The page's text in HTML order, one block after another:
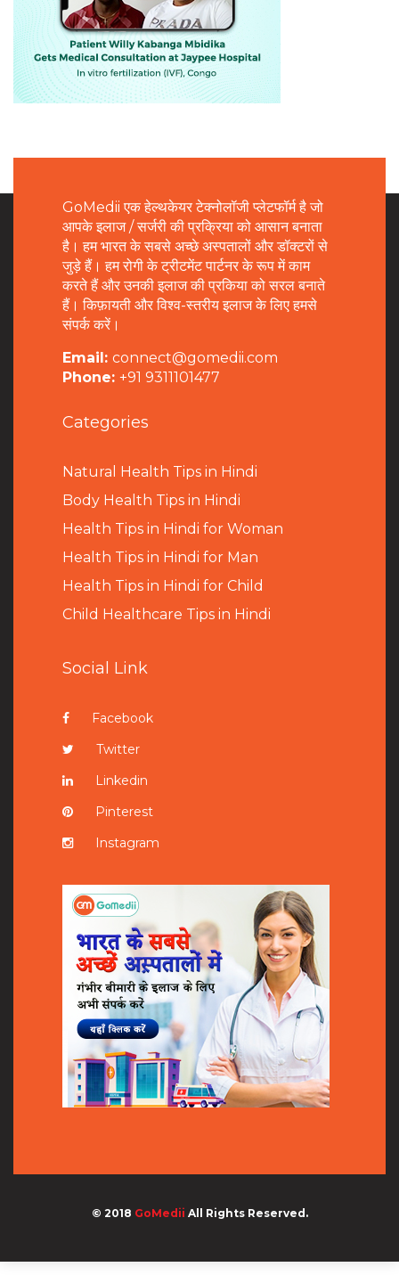
GoMedii एक हेल्थकेयर टेक्नोलॉजी प्लेटफॉर्म है जो
आपके इलाज / सर्जरी की प्रक्रिया को आसान बनाता
है। हम भारत के सबसे अच्छे अस्पतालों और डॉक्टरों से
जुड़े हैं। हम रोगी के ट्रीटमेंट पार्टनर के रूप में काम
करते हैं और उनकी इलाज की प्रकिया को सरल बनाते
हैं। किफ़ायती और विश्व-स्तरीय इलाज के लिए हमसे
संपर्क करें।
Email: connect@gomedii.com
Phone: +91 9311101477
Categories
Natural Health Tips in Hindi
Body Health Tips in Hindi
Health Tips in Hindi for Woman
Health Tips in Hindi for Man
Health Tips in Hindi for Child
Child Healthcare Tips in Hindi
Social Link
Facebook
Twitter
Linkedin
Pinterest
Instagram
© 2018 GoMedii All Rights Reserved.